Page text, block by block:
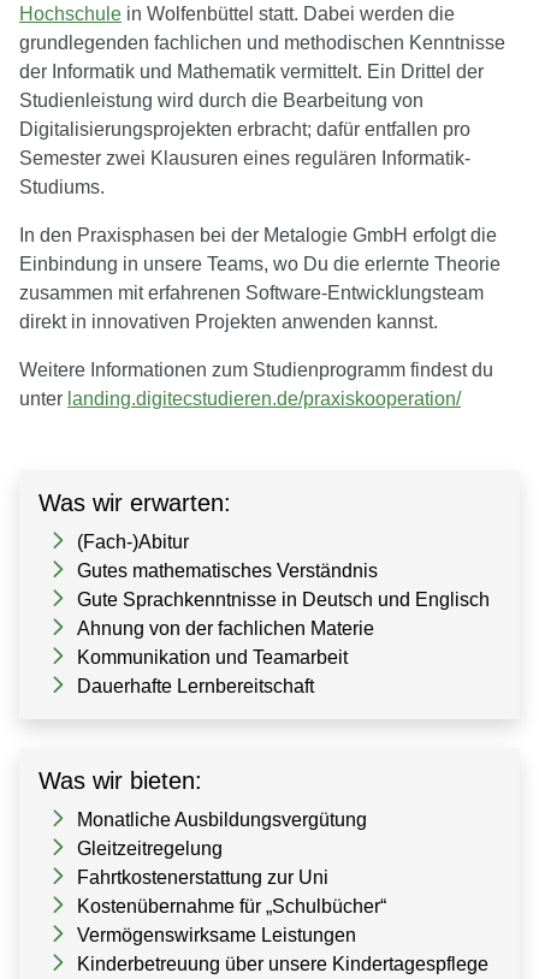
Hochschule in Wolfenbüttel statt. Dabei werden die
grundlegenden fachlichen und methodischen Kenntnisse
der Informatik und Mathematik vermittelt. Ein Drittel der
Studienleistung wird durch die Bearbeitung von
Digitalisierungsprojekten erbracht; dafür entfallen pro
Semester zwei Klausuren eines regulären Informatik-
Studiums.
In den Praxisphasen bei der Metalogie GmbH erfolgt die
Einbindung in unsere Teams, wo Du die erlernte Theorie
zusammen mit erfahrenen Software-Entwicklungsteam
direkt in innovativen Projekten anwenden kannst.
Weitere Informationen zum Studienprogramm findest du
unter landing.digitecstudieren.de/praxiskooperation/
Was wir erwarten:
(Fach-)Abitur
Gutes mathematisches Verständnis
Gute Sprachkenntnisse in Deutsch und Englisch
Ahnung von der fachlichen Materie
Kommunikation und Teamarbeit
Dauerhafte Lernbereitschaft
Was wir bieten:
Monatliche Ausbildungsvergütung
Gleitzeitregelung
Fahrtkostenerstattung zur Uni
Kostenübernahme für „Schulbücher“
Vermögenswirksame Leistungen
Kinderbetreuung über unsere Kindertagespflege